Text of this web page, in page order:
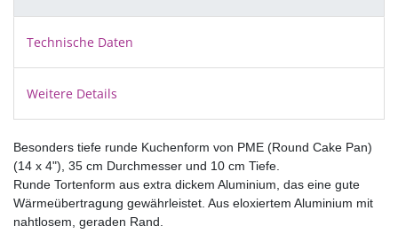
Technische Daten
Weitere Details
Besonders tiefe runde Kuchenform von PME (Round Cake Pan)
(14 x 4"), 35 cm Durchmesser und 10 cm Tiefe.
Runde Tortenform aus extra dickem Aluminium, das eine gute
Wärmeübertragung gewährleistet. Aus eloxiertem Aluminium mit
nahtlosem, geraden Rand.